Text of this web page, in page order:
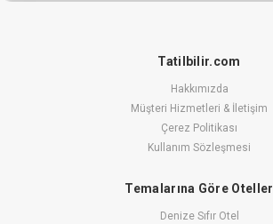
Tatilbilir.com
Hakkımızda
Müşteri Hizmetleri & İletişim
Çerez Politikası
Kullanım Sözleşmesi
Temalarına Göre Oteller
Denize Sıfır Otel